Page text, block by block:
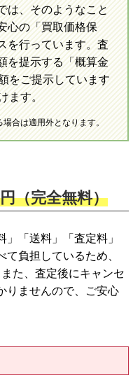
写真の撮影方法
即日入金可能です。
写真の撮影方法
は、そのようなこと
心の「買取価格保
を行っています。査
を提示する「概算金
をご提示しています
ます。
合は適用外となります。
（完全無料）
「送料」「査定料」
て負担しているため、
た、査定後にキャンセ
りませんので、ご安心